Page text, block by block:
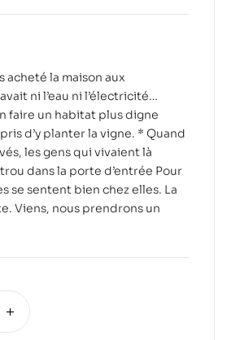
acheté la maison aux
ni l’eau ni l’électricité…
faire un habitat plus digne
d’y planter la vigne. * Quand
les gens qui vivaient là
dans la porte d’entrée Pour
se sentent bien chez elles. La
Viens, nous prendrons un